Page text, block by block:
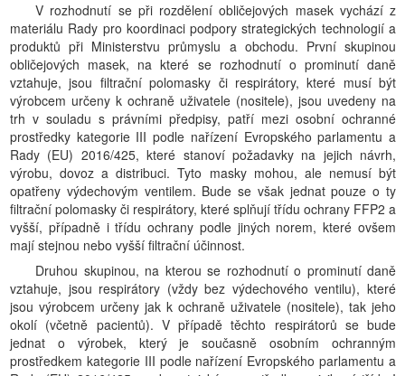
V rozhodnutí se při rozdělení obličejových masek vychází z
materiálu Rady pro koordinaci podpory strategických technologií a
produktů při Ministerstvu průmyslu a obchodu. První skupinou
obličejových masek, na které se rozhodnutí o prominutí daně
vztahuje, jsou filtrační polomasky či respirátory, které musí být
výrobcem určeny k ochraně uživatele (nositele), jsou uvedeny na
trh v souladu s právními předpisy, patří mezi osobní ochranné
prostředky kategorie III podle nařízení Evropského parlamentu a
Rady (EU) 2016/425, které stanoví požadavky na jejich návrh,
výrobu, dovoz a distribuci. Tyto masky mohou, ale nemusí být
opatřeny výdechovým ventilem. Bude se však jednat pouze o ty
filtrační polomasky či respirátory, které splňují třídu ochrany FFP2 a
vyšší, případně i třídu ochrany podle jiných norem, které ovšem
mají stejnou nebo vyšší filtrační účinnost.
Druhou skupinou, na kterou se rozhodnutí o prominutí daně
vztahuje, jsou respirátory (vždy bez výdechového ventilu), které
jsou výrobcem určeny jak k ochraně uživatele (nositele), tak jeho
okolí (včetně pacientů). V případě těchto respirátorů se bude
jednat o výrobek, který je současně osobním ochranným
prostředkem kategorie III podle nařízení Evropského parlamentu a